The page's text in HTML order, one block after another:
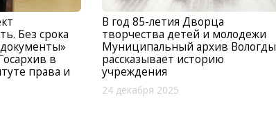
Без срока
в
права и
В год 85-летия Дворца
творчества детей и молодежи
Муниципальный архив Вологды
рассказывает историю
учреждения
24 декабря 2025